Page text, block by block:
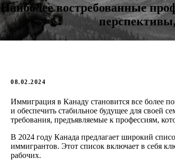
Наиболее востребованные
08.02.2024
Иммиграция в Канаду становится все более
и обеспечить стабильное будущее для своей
требования, предъявляемые к профессиям,
В 2024 году Канада предлагает широкий
иммигрантов. Этот список включает в себя
рабочих.